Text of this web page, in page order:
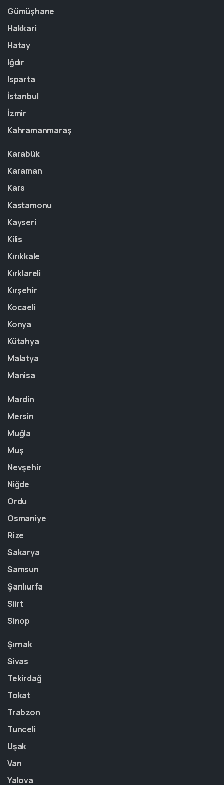
Gümüşhane
Hakkari
Hatay
Iğdır
Isparta
İstanbul
İzmir
Kahramanmaraş
Karabük
Karaman
Kars
Kastamonu
Kayseri
Kilis
Kırıkkale
Kırklareli
Kırşehir
Kocaeli
Konya
Kütahya
Malatya
Manisa
Mardin
Mersin
Muğla
Muş
Nevşehir
Niğde
Ordu
Osmaniye
Rize
Sakarya
Samsun
Şanlıurfa
Siirt
Sinop
Şırnak
Sivas
Tekirdağ
Tokat
Trabzon
Tunceli
Uşak
Van
Yalova